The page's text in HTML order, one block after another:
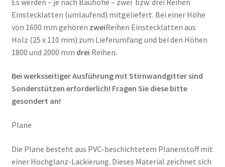
Einstecklatten (umlaufend) mitgeliefert. Bei einer Höhe
von 1600 mm gehören zweiReihen Einstecklatten aus
Holz (25 x 110 mm) zum Lieferumfang und bei den Höhen
1800 und 2000 mm drei Reihen.
Bei werksseitiger Ausführung mit Stirnwandgitter sind
Sonderstützen erforderlich! Fragen Sie diese bitte
gesondert an!
Plane
Die Plane besteht aus PVC-beschichtetem Planenstoff mit
einer Hochglanz-Lackierung. Dieses Material zeichnet sich